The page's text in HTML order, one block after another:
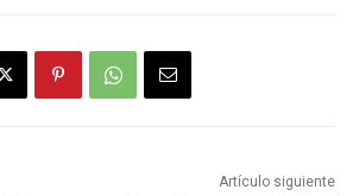
Artículo siguiente